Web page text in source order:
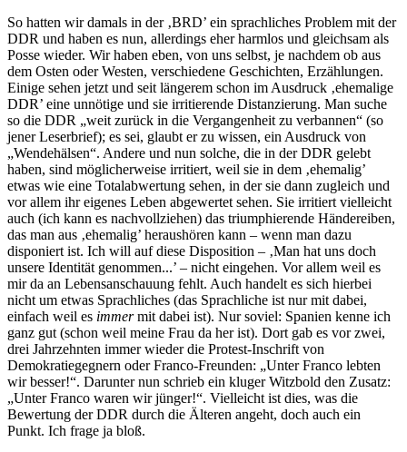
So hatten wir damals in der ‚BRD’ ein sprachliches Problem mit der
DDR und haben es nun, allerdings eher harmlos und gleichsam als
Posse wieder. Wir haben eben, von uns selbst, je nachdem ob aus
dem Osten oder Westen, verschiedene Geschichten, Erzählungen.
Einige sehen jetzt und seit längerem schon im Ausdruck ‚ehemalige
DDR’ eine unnötige und sie irritierende Distanzierung. Man suche
so die DDR „weit zurück in die Vergangenheit zu verbannen“ (so
jener Leserbrief); es sei, glaubt er zu wissen, ein Ausdruck von
„Wendehälsen“. Andere und nun solche, die in der DDR gelebt
haben, sind möglicherweise irritiert, weil sie in dem ‚ehemalig’
etwas wie eine Totalabwertung sehen, in der sie dann zugleich und
vor allem ihr eigenes Leben abgewertet sehen. Sie irritiert vielleicht
auch (ich kann es nachvollziehen) das triumphierende Händereiben,
das man aus ‚ehemalig’ heraushören kann – wenn man dazu
disponiert ist. Ich will auf diese Disposition – ‚Man hat uns doch
unsere Identität genommen...’ – nicht eingehen. Vor allem weil es
mir da an Lebensanschauung fehlt. Auch handelt es sich hierbei
nicht um etwas Sprachliches (das Sprachliche ist nur mit dabei,
einfach weil es immermit dabei ist). Nur soviel: Spanien kenne ich
ganz gut (schon weil meine Frau da her ist). Dort gab es vor zwei,
drei Jahrzehnten immer wieder die Protest-Inschrift von
Demokratiegegnern oder Franco-Freunden: „Unter Franco lebten
wir besser!“. Darunter nun schrieb ein kluger Witzbold den Zusatz:
„Unter Franco waren wir jünger!“. Vielleicht ist dies, was die
Bewertung der DDR durch die Älteren angeht, doch auch ein
Punkt. Ich frage ja bloß.